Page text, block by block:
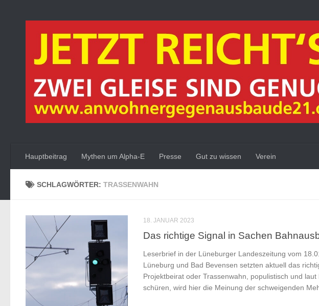
Hauptbeitrag Mythen um Alpha-E Presse Gut zu wissen Verein
SCHLAGWÖRTER:TRASSENWAHN
18. JANUAR 2023
Das richtige Signal in Sachen
Leserbrief in der Lüneburger Landeszeitung vom
Lüneburg und Bad Bevensen setzten aktuell das
Projektbeirat oder Trassenwahn, populistisch und
schüren, wird hier die Meinung der schweigenden